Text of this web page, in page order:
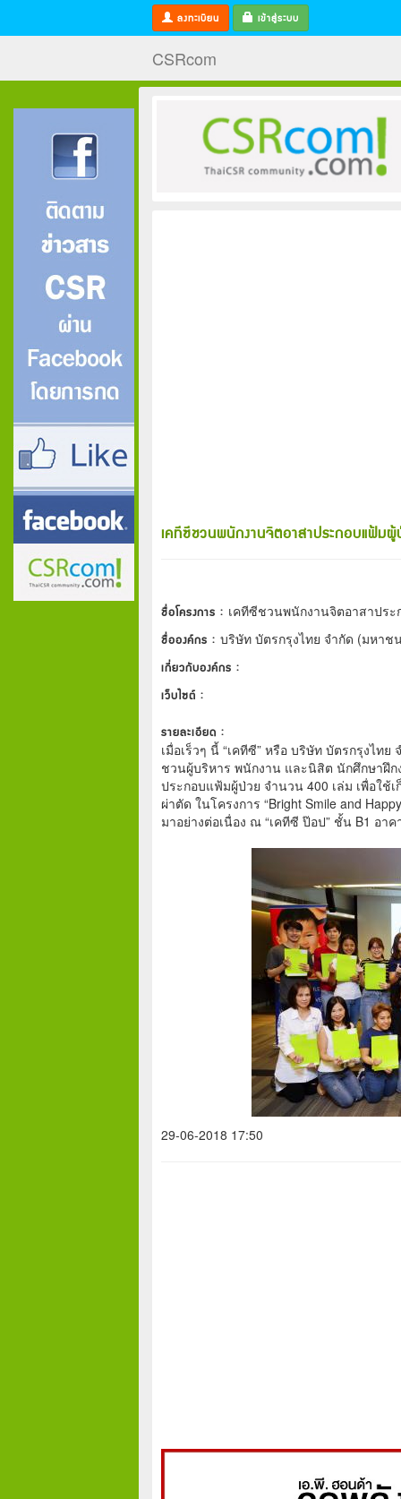
ลงทะเบียน เข้าสู่ระบบ
CSRcom
เคทีซีชวนพนักงานจิตอาสาประกอบแฟ้ม
ชื่อโครงการ : เคทีซีชวนพนักงานจิตอาสาปร
ชื่อองค์กร : บริษัท บัตรกรุงไทย จำกัด (มหาช
เกี่ยวกับองค์กร :
เว็บไซต์ :
รายละเอียด :
เมื่อเร็วๆ นี้ “เคทีซี” หรือ บริษัท บัตรกรุงไท
ชวนผู้บริหาร พนักงาน และนิสิต นักศึกษาฝึก
ประกอบแฟ้มผู้ป่วย จำนวน 400 เล่ม เพื่อใช้
ผ่าตัด ในโครงการ “Bright Smile and
มาอย่างต่อเนื่อง ณ “เคทีซี ป๊อป” ชั้น B1 อ
29-06-2018 17:50